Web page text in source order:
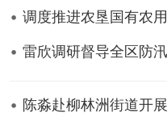
调度推进农垦国有农
雷欣调研督导全区防
陈淼赴柳林洲街道开